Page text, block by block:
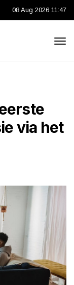
08 Aug 2026 11:47
via het